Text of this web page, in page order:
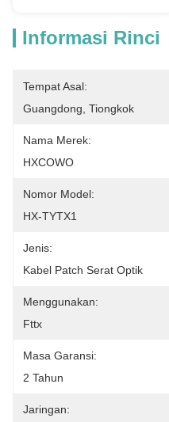
Informasi Rinci
Tempat Asal:
Guangdong, Tiongkok
Nama Merek:
HXCOWO
Nomor Model:
HX-TYTX1
Jenis:
Kabel Patch Serat Optik
Menggunakan:
Fttx
Masa Garansi:
2 Tahun
Jaringan: